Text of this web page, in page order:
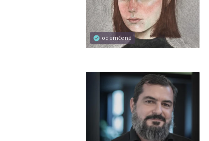
odemčené